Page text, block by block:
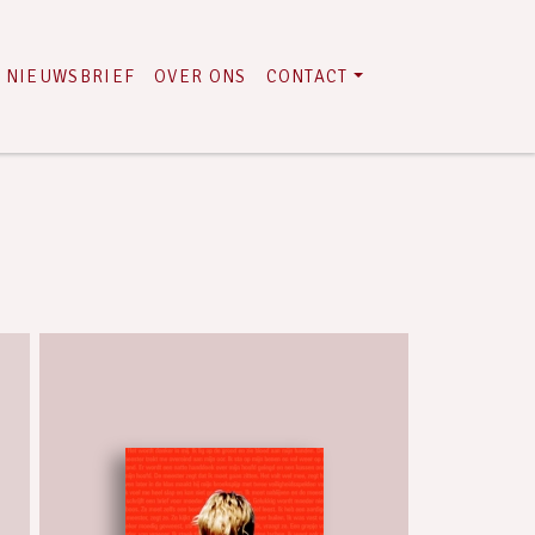
NIEUWSBRIEF OVER ONS CONTACT